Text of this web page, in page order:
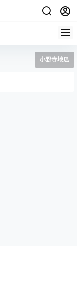
小野寺地瓜